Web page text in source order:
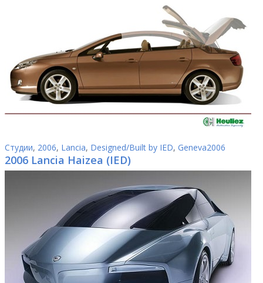
Студии, 2006, Lancia, Designed/Built by IED, Geneva2006
2006 Lancia Haizea (IED)